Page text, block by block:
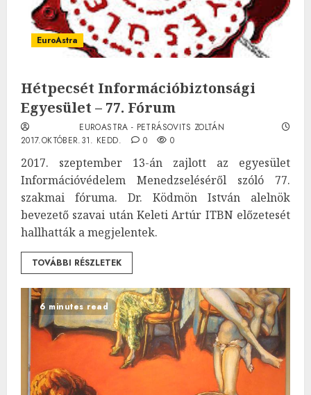
EuroAstra
Hétpecsét Információbiztonsági
Egyesület – 77. Fórum
EUROASTRA - PETRÁSOVITS ZOLTÁN
2017.OKTÓBER.31. KEDD.
0 0
2017. szeptember 13-án zajlott az egyesület
Információvédelem Menedzseléséről szóló 77.
szakmai fóruma. Dr. Ködmön István alelnök
bevezető szavai után Keleti Artúr ITBN előzetesét
hallhatták a megjelentek.
TOVÁBBI RÉSZLETEK
6 minutes read